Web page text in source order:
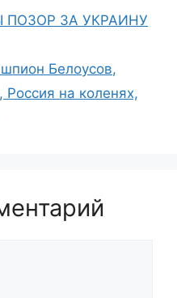
ЗА УКРАИНУ
Белоусов,
Россия на коленях,